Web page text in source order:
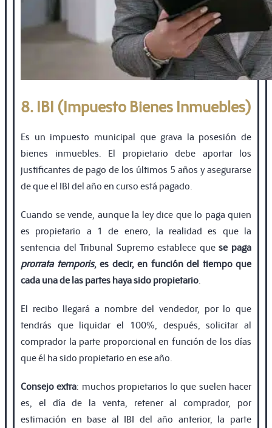
8. IBI (Impuesto Bienes Inmuebles)
Es un impuesto municipal que grava la posesión de
bienes inmuebles. El propietario debe aportar los
justificantes de pago de los últimos 5 años y asegurarse
de que el IBI del año en curso está pagado.
Cuando se vende, aunque la ley dice que lo paga quien
es propietario a 1 de enero, la realidad es que la
sentencia del Tribunal Supremo establece quese paga
prorrata temporis, es decir, en función del tiempo que
cada una de las partes haya sido propietario.
El recibo llegará a nombre del vendedor, por lo que
tendrás que liquidar el 100%, después, solicitar al
comprador la parte proporcional en función de los días
que él ha sido propietario en ese año.
Consejo extra: muchos propietarios lo que suelen hacer
es, el día de la venta, retener al comprador, por
estimación en base al IBI del año anterior, la parte